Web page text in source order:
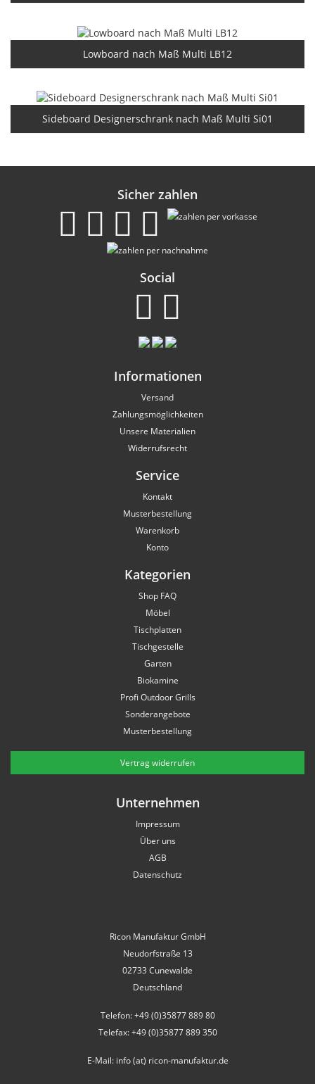
Lowboard nach Maß Multi LB12
Sideboard Designerschrank nach Maß Multi Si01
Sicher zahlen
Social
Informationen
Versand
Zahlungsmöglichkeiten
Unsere Materialien
Widerrufsrecht
Service
Kontakt
Musterbestellung
Warenkorb
Konto
Kategorien
Shop FAQ
Möbel
Tischplatten
Tischgestelle
Garten
Biokamine
Profi Outdoor Grills
Sonderangebote
Musterbestellung
Vertrag widerrufen
Unternehmen
Impressum
Über uns
AGB
Datenschutz
Ricon Manufaktur GmbH
Neudorfstraße 13
02733 Cunewalde
Deutschland
Telefon: +49 (0)35877 889 80
Telefax: +49 (0)35877 889 350
E-Mail: info (at) ricon-manufaktur.de